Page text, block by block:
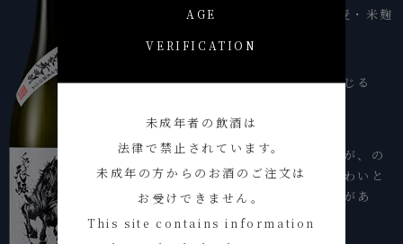
麦・米麹
麦の中にかすかではあるが白米を感じる
口に含んだときのまろやかな味わいが、の
ど元を過ぎるころには切れのよい味わいと
なる。全体的に力強いボリューム感があ
り、余韻にあまさを感じる
AGE
VERIFICATION
未成年者の飲酒は
法律で禁止されています。
未成年の方からのお酒のご注文は
お受けできません。
This site contains information